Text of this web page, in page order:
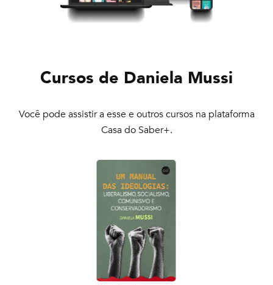
Cursos de Daniela Mussi
Você pode assistir a esse e outros cursos na plataforma
Casa do Saber+.